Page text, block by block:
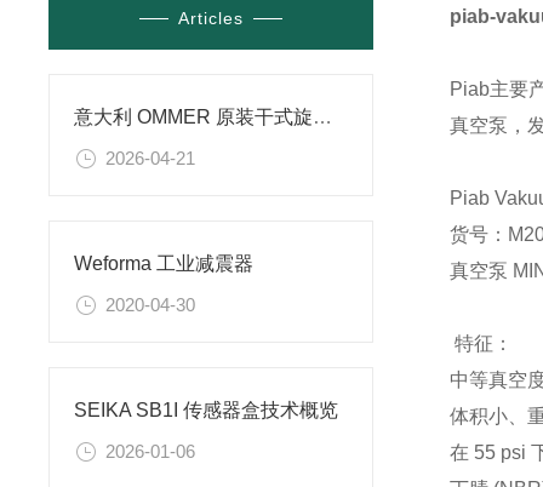
Articles
意大利 OMMER 原装干式旋片真空泵 BVS/RMS/BVL 系列无油真空泵工业真空
2026-04-21
Weforma 工业减震器
2020-04-30
SEIKA SB1I 传感器盒技术概览
2026-01-06
piab-
Piab主要
真空泵，
Piab
货号：
真空泵
特征：
中等真空
体积小、
在 55 psi